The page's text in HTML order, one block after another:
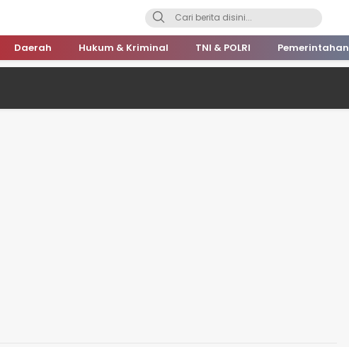
Daerah Hukum & Kriminal TNI & POLRI Pemerintahan